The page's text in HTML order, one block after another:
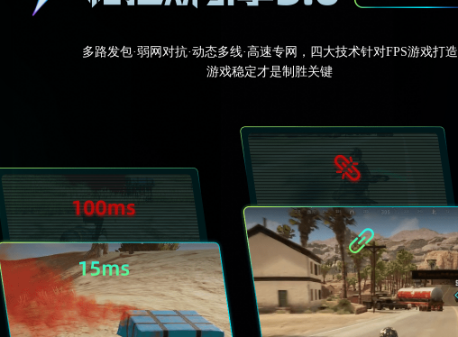
多路发包·弱网对抗·动态多线·高速专网，四大技术针对FPS游戏打造
游戏稳定才是制胜关键